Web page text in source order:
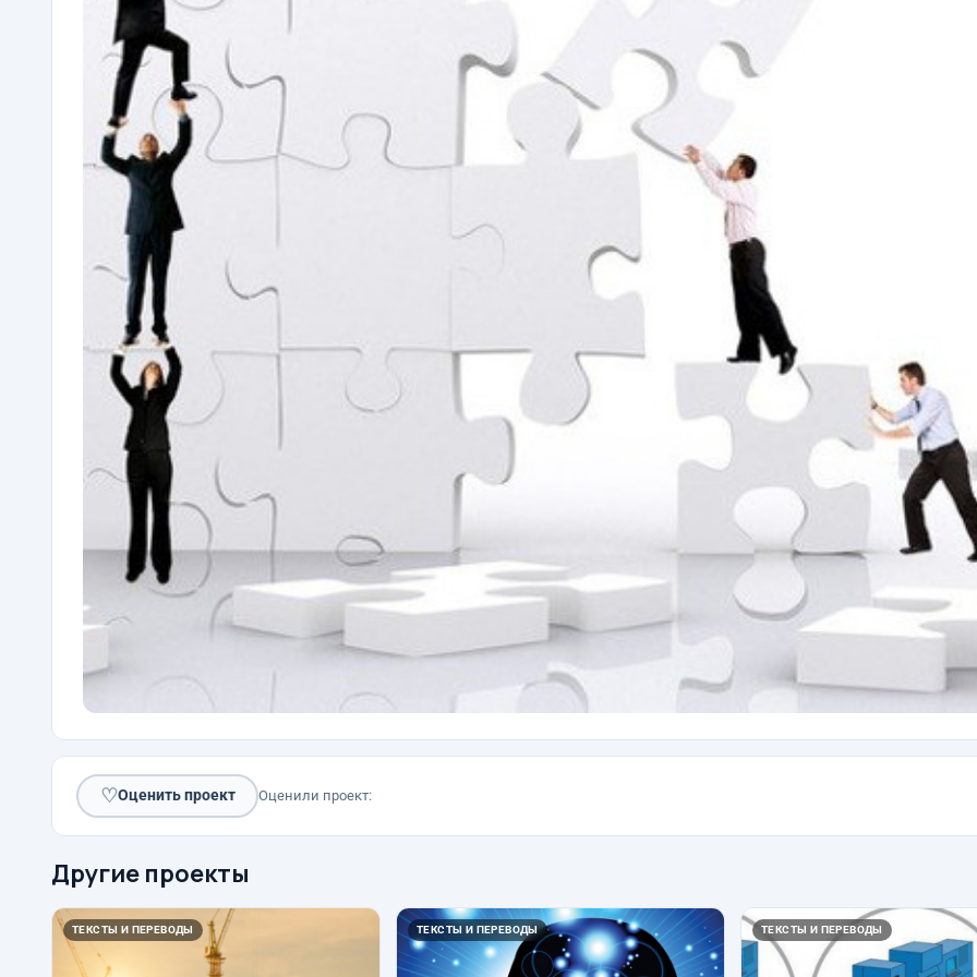
♡Оценить проект Оценили проект:
Другие проекты
ТЕКСТЫ И ПЕРЕВОДЫ ТЕКСТЫ И ПЕРЕВОДЫ ТЕКСТЫ И ПЕРЕВОДЫ